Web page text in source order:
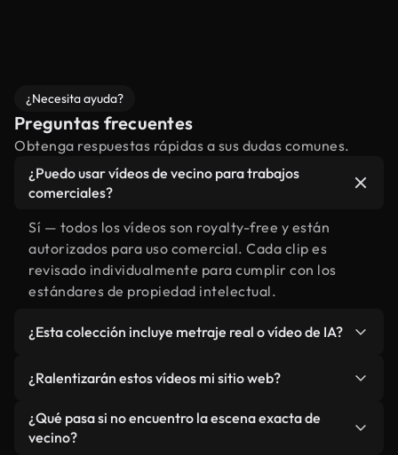
¿Necesita ayuda?
Preguntas frecuentes
Obtenga respuestas rápidas a sus dudas comunes.
¿Puedo usar vídeos de vecino para trabajos
comerciales?
Sí — todos los vídeos son royalty-free y están
autorizados para uso comercial. Cada clip es
revisado individualmente para cumplir con los
estándares de propiedad intelectual.
¿Esta colección incluye metraje real o vídeo de IA?
relacionado con vecino y vídeos generados por IA.
Todo está claramente etiquetado.
¿Ralentizarán estos vídeos mi sitio web?
No si selecciona nuestras versiones optimizadas
para web, diseñadas específicamente para uso de
¿Qué pasa si no encuentro la escena exacta de
vecino?